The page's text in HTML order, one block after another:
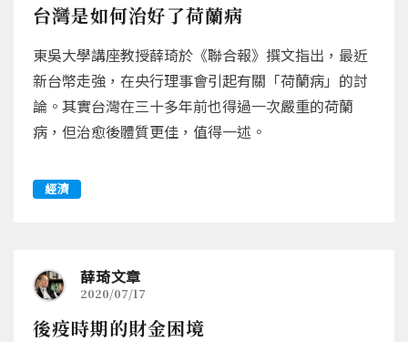
台灣是如何治好了荷蘭病
東吳大學講座教授薛琦於《聯合報》撰文指出，最近
新台幣走強，在央行理事會引起有關「荷蘭病」的討
論。其實台灣在三十多年前也得過一次嚴重的荷蘭
病，但治愈後體質更佳，值得一述。
經濟
薛琦文章
2020/07/17
後疫時期的財金困境